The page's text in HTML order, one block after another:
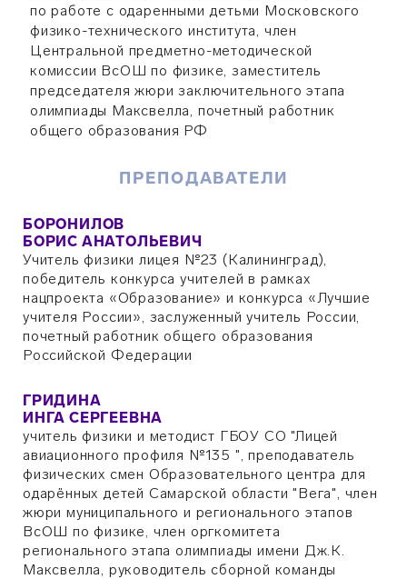
по работе с одаренными детьми Московского
физико-технического института, член
Центральной предметно-методической
комиссии ВсОШ по физике, заместитель
председателя жюри заключительного этапа
олимпиады Максвелла, почетный работник
общего образования РФ
ПРЕПОДАВАТЕЛИ
БОРОНИЛОВ
БОРИС АНАТОЛЬЕВИЧ
Учитель физики лицея №23 (Калининград),
победитель конкурса учителей в рамках
нацпроекта «Образование» и конкурса «Лучшие
учителя России», заслуженный учитель России,
почетный работник общего образования
Российской Федерации
ГРИДИНА
ИНГА СЕРГЕЕВНА
учитель физики и методист ГБОУ СО "Лицей
авиационного профиля №135 ", преподаватель
физических смен Образовательного центра для
одарённых детей Самарской области "Вега", член
жюри муниципального и регионального этапов
ВсОШ по физике, член оргкомитета
регионального этапа олимпиады имени Дж.К.
Максвелла, руководитель сборной команды